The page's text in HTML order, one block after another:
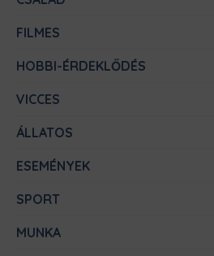
FILMES
HOBBI-ÉRDEKLŐDÉS
VICCES
ÁLLATOS
ESEMÉNYEK
SPORT
MUNKA